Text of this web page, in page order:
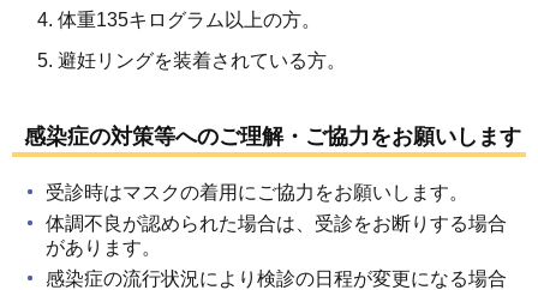
体重135キログラム以上の方。
避妊リングを装着されている方。
感染症の対策等へのご理解・ご協力をお願いします
受診時はマスクの着用にご協力をお願いします。
体調不良が認められた場合は、受診をお断りする場合
があります。
感染症の流行状況により検診の日程が変更になる場合